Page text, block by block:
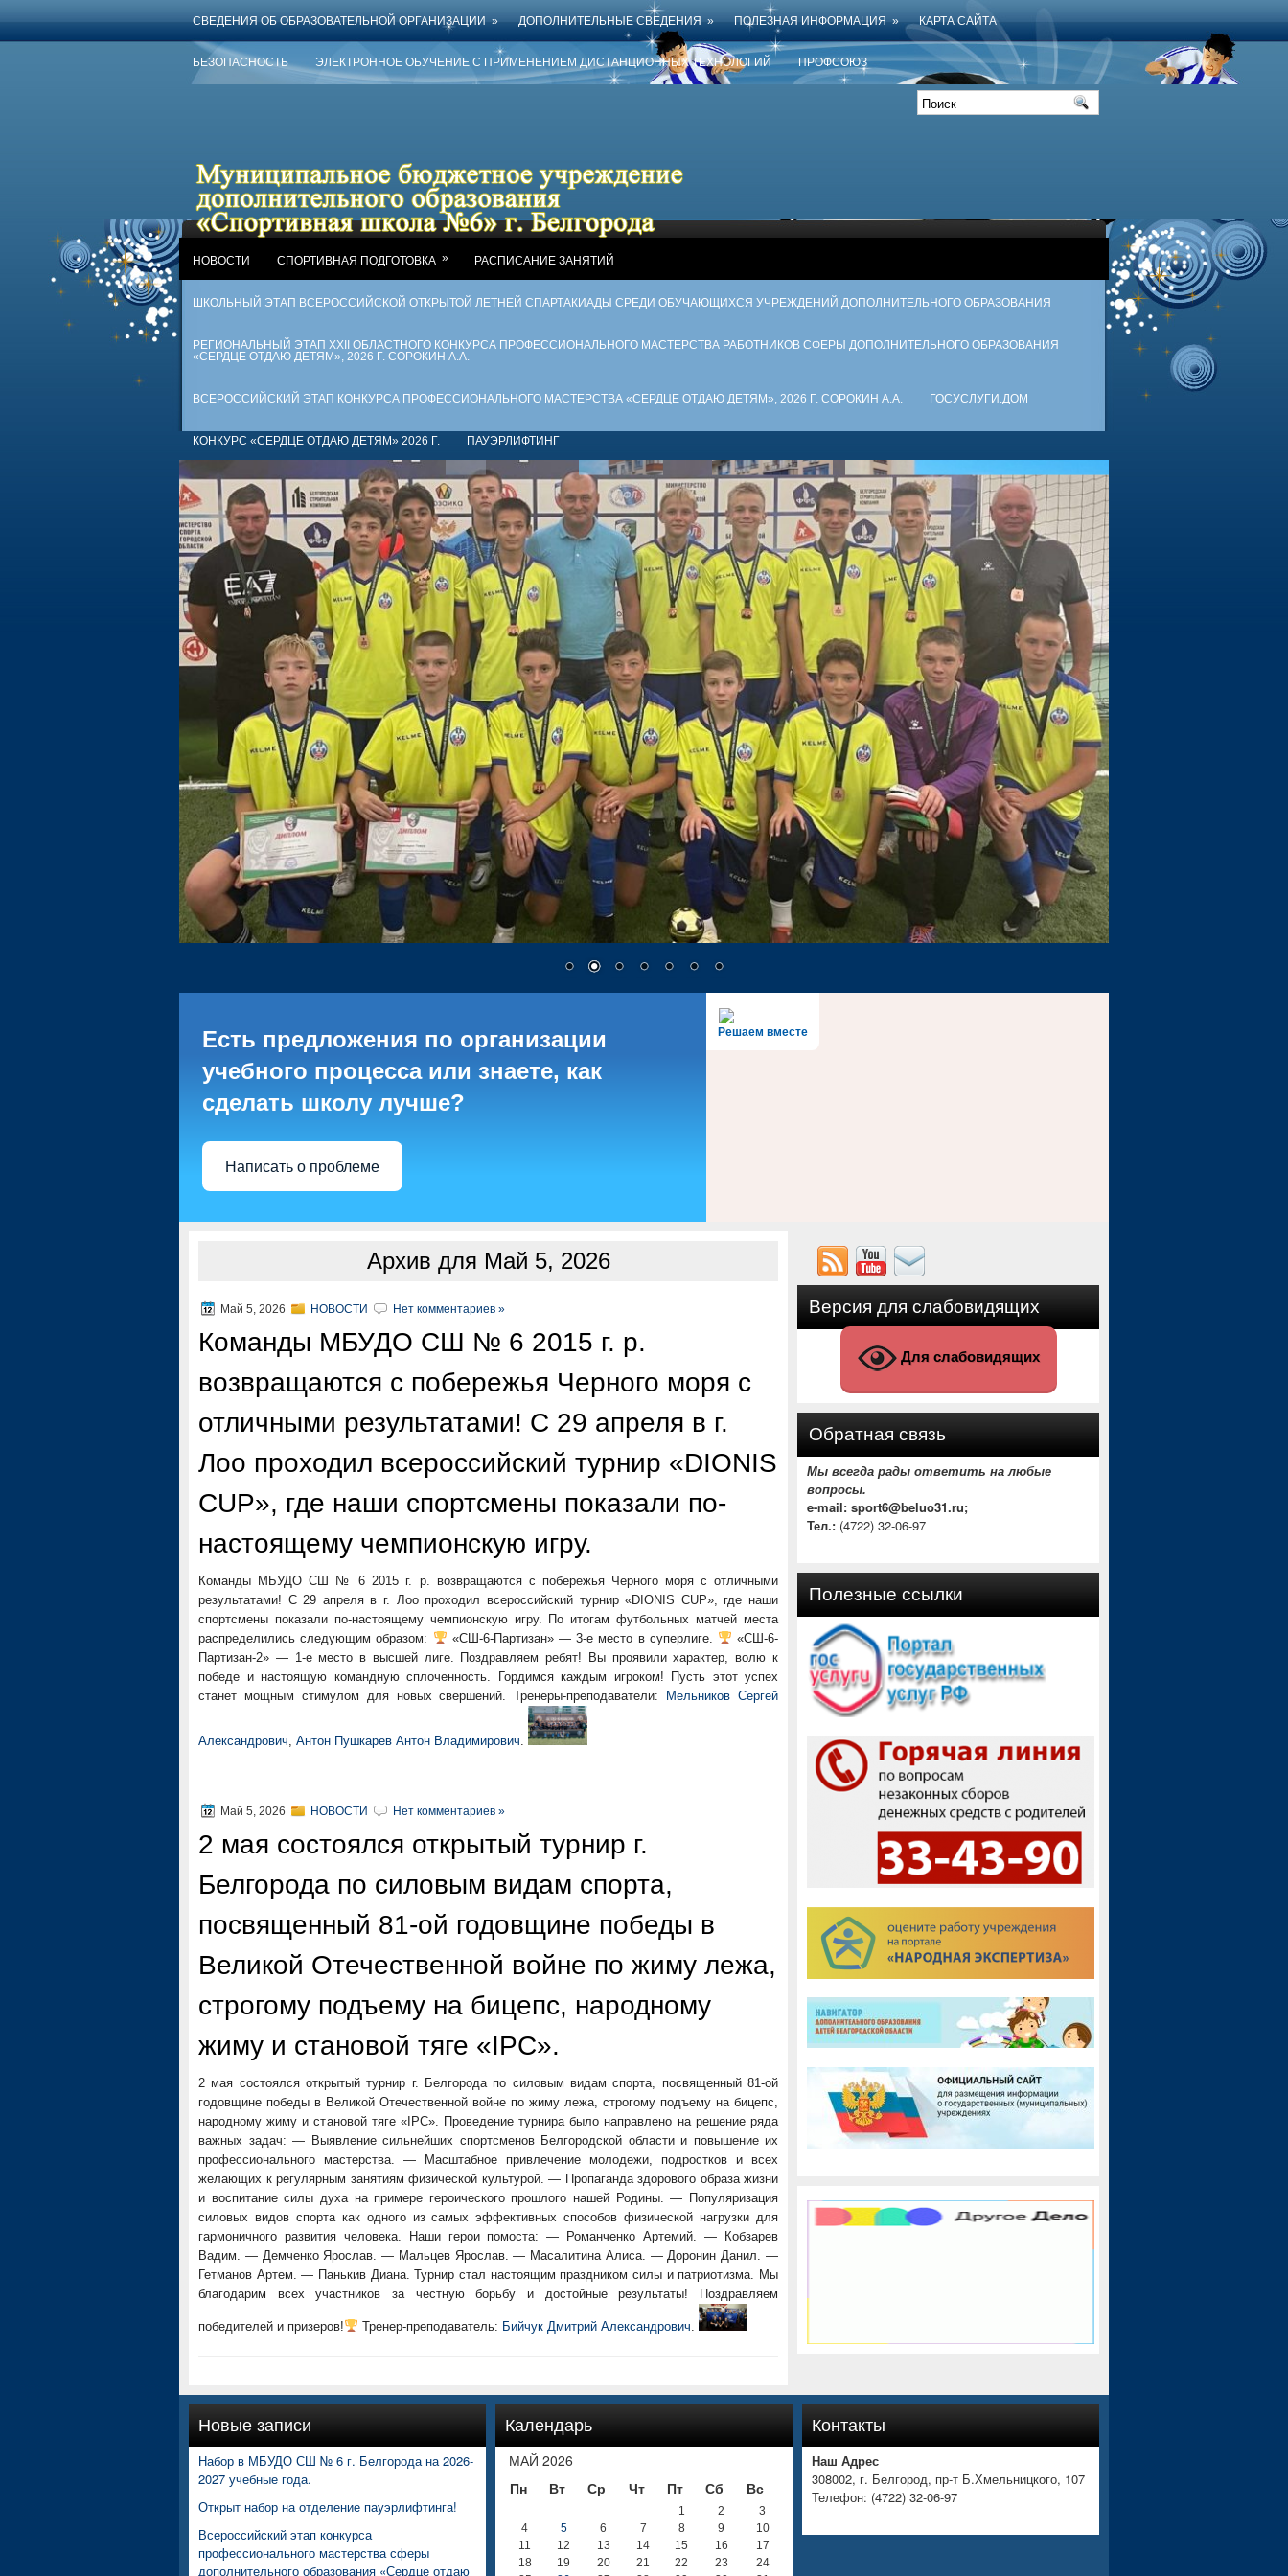
СВЕДЕНИЯ ОБ ОБРАЗОВАТЕЛЬНОЙ ОРГАНИЗАЦИИ » ДОПОЛНИТЕЛЬНЫЕ СВЕДЕНИЯ » ПОЛЕЗНАЯ ИНФОРМАЦИЯ » КАРТА САЙТА
БЕЗОПАСНОСТЬ ЭЛЕКТРОННОЕ ОБУЧЕНИЕ С ПРИМЕНЕНИЕМ ДИСТАНЦИОННЫХ ТЕХНОЛОГИЙ ПРОФСОЮЗ
НОВОСТИ СПОРТИВНАЯ ПОДГОТОВКА » РАСПИСАНИЕ ЗАНЯТИЙ
ШКОЛЬНЫЙ ЭТАП ВСЕРОССИЙСКОЙ ОТКРЫТОЙ ЛЕТНЕЙ СПАРТАКИАДЫ СРЕДИ ОБУЧАЮЩИХСЯ УЧРЕЖДЕНИЙ ДОПОЛНИТЕЛЬНОГО ОБРАЗОВАНИЯ
РЕГИОНАЛЬНЫЙ ЭТАП XXII ОБЛАСТНОГО КОНКУРСА ПРОФЕССИОНАЛЬНОГО МАСТЕРСТВА РАБОТНИКОВ СФЕРЫ ДОПОЛНИТЕЛЬНОГО ОБРАЗОВАНИЯ
«СЕРДЦЕ ОТДАЮ ДЕТЯМ», 2026 Г. СОРОКИН А.А.
ВСЕРОССИЙСКИЙ ЭТАП КОНКУРСА ПРОФЕССИОНАЛЬНОГО МАСТЕРСТВА «СЕРДЦЕ ОТДАЮ ДЕТЯМ», 2026 Г. СОРОКИН А.А. ГОСУСЛУГИ.ДОМ
КОНКУРС «СЕРДЦЕ ОТДАЮ ДЕТЯМ» 2026 Г. ПАУЭРЛИФТИНГ
Решаем вместе
Есть предложения по организации
учебного процесса или знаете, как
сделать школу лучше?
Написать о проблеме
Архив для Май 5, 2026
Май 5, 2026 НОВОСТИ Нет комментариев »
Команды МБУДО СШ № 6 2015 г. р.
возвращаются с побережья Черного моря с
отличными результатами! С 29 апреля в г.
Лоо проходил всероссийский турнир «DIONIS
CUP», где наши спортсмены показали по-
настоящему чемпионскую игру.
Команды МБУДО СШ № 6 2015 г. р. возвращаются с побережья Черного моря с отличными
результатами! С 29 апреля в г. Лоо проходил всероссийский турнир «DIONIS CUP», где наши
спортсмены показали по-настоящему чемпионскую игру. По итогам футбольных матчей места
распределились следующим образом:
«СШ-6-Партизан» — 3-е место в суперлиге.
«СШ-6-
Партизан-2» — 1-е место в высшей лиге. Поздравляем ребят! Вы проявили характер, волю к
победе и настоящую командную сплоченность. Гордимся каждым игроком! Пусть этот успех
станет мощным стимулом для новых свершений. Тренеры-преподаватели:
Мельников Сергей
Александрович, Антон Пушкарев Антон Владимирович.
Май 5, 2026 НОВОСТИ Нет комментариев »
2 мая состоялся открытый турнир г.
Белгорода по силовым видам спорта,
посвященный 81-ой годовщине победы в
Великой Отечественной войне по жиму лежа,
строгому подъему на бицепс, народному
жиму и становой тяге «IPC».
2 мая состоялся открытый турнир г. Белгорода по силовым видам спорта, посвященный 81-ой
годовщине победы в Великой Отечественной войне по жиму лежа, строгому подъему на бицепс,
народному жиму и становой тяге «IPC». Проведение турнира было направлено на решение ряда
важных задач: — Выявление сильнейших спортсменов Белгородской области и повышение их
профессионального мастерства. — Масштабное привлечение молодежи, подростков и всех
желающих к регулярным занятиям физической культурой. — Пропаганда здорового образа жизни
и воспитание силы духа на примере героического прошлого нашей Родины. — Популяризация
силовых видов спорта как одного из самых эффективных способов физической нагрузки для
гармоничного развития человека. Наши герои помоста: — Романченко Артемий. — Кобзарев
Вадим. — Демченко Ярослав. — Мальцев Ярослав. — Масалитина Алиса. — Доронин Данил. —
Гетманов Артем. — Панькив Диана. Турнир стал настоящим праздником силы и патриотизма. Мы
благодарим всех участников за честную борьбу и достойные результаты! Поздравляем
победителей и призеров! Тренер-преподаватель: Бийчук Дмитрий Александрович.
Версия для слабовидящих
Для слабовидящих
Обратная связь
Мы всегда рады ответить на любые
вопросы.
e-mail: sport6@beluo31.ru;
Тел.: (4722) 32-06-97
Полезные ссылки
Новые записи
Набор в МБУДО СШ № 6 г. Белгорода на 2026-
2027 учебные года.
Открыт набор на отделение пауэрлифтинга!
Всероссийский этап конкурса
профессионального мастерства сферы
дополнительного образования «Сердце отдаю
Календарь
МАЙ 2026
Пн
Вт Ср Чт Пт Сб Вс
1 2
3
4
5 6 7 8 9
10
11
12 13 14 15 16
17
18
19 20 21 22 23
24
Контакты
Наш Адрес
308002, г. Белгород, пр-т Б.Хмельницкого, 107
Телефон: (4722) 32-06-97